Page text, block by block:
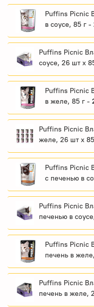
Puffins Picnic
в соусе, 85 г -
Puffins Picnic
соусе, 26 шт x
Puffins Picnic
в желе, 85 г -
Puffins Picnic
желе, 26 шт x
Puffins Picnic
с печенью в
Puffins Picnic
печенью в
Puffins Picnic
печень в
Puffins Picnic
печень в желе,